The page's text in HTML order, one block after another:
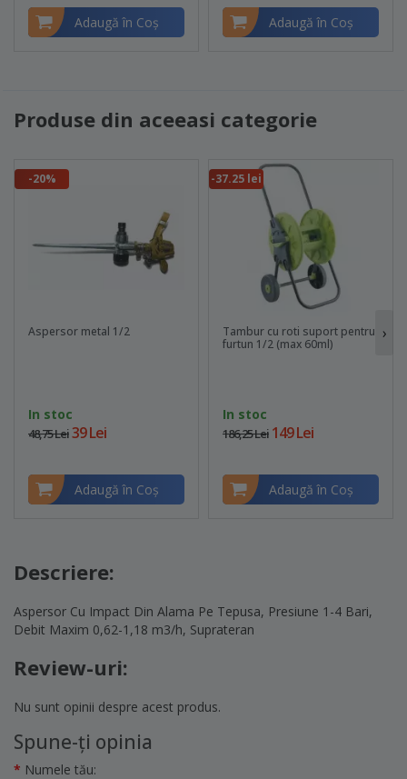
Adaugă în Coş Adaugă în Coş
Produse din aceeasi categorie
›
-20%
Aspersor metal 1/2
In stoc
48,75 Lei39 Lei
Adaugă în Coş
-37.25 lei
Tambur cu roti suport pentru
furtun 1/2 (max 60ml)
In stoc
186,25 Lei 149 Lei
Adaugă în Coş
Descriere:
Aspersor Cu Impact Din Alama Pe Tepusa, Presiune 1-4 Bari,
Debit Maxim 0,62-1,18 m3/h, Suprateran
Review-uri:
Nu sunt opinii despre acest produs.
Spune-ţi opinia
Numele tău: